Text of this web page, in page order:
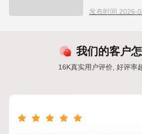
南（2026）
发布时间 2026-
我们的客户
16K真实用户评价, 好评率